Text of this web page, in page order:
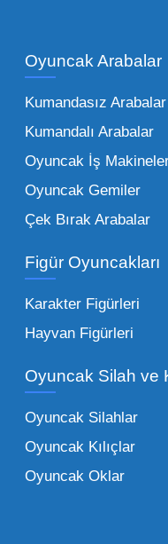
kadar zengindir.
çeşitliliği ile
Oyuncak
tercih
Peluş
vazgeçilmezi
seçeneklerimizi
en sevilen
Eğitici Setler:
tarafından
ebeveynlerin
ürün grupları
Oyuncak
Oyuncak Arabalar
Kumandasız Arabalar
Kumandalı Arabalar
Oyuncak İş
Oyuncak Gemiler
Çek Bırak Arabalar
Figür Oyuncakları
Karakter Figürleri
Hayvan Figürleri
Oyuncak Silah ve
Oyuncak Silahlar
Oyuncak Kılıçlar
Oyuncak Oklar